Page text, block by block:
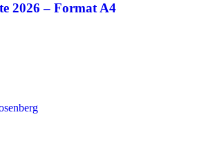
2026 – Format A4